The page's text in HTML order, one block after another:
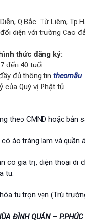
Diễn, Q.Bắc Từ Liêm,
diện với trường Cao
thức đăng ký:
đến 40 tuổi
đủ thông tin theomẫu
của Quý vị Phật tử
theo CMND hoặc bản
áo tràng lam và quần
có giá trị, điện thoại di
tu.
tu trọn vẹn (Trừ
ĐÌNH QUÁN – P.PHÚC